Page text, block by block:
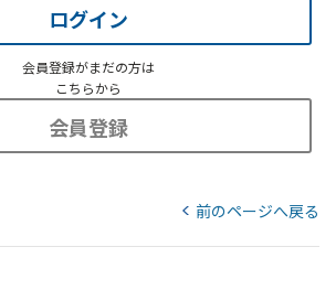
ログイン
会員登録がまだの方は
こちらから
会員登録
前のページへ戻る